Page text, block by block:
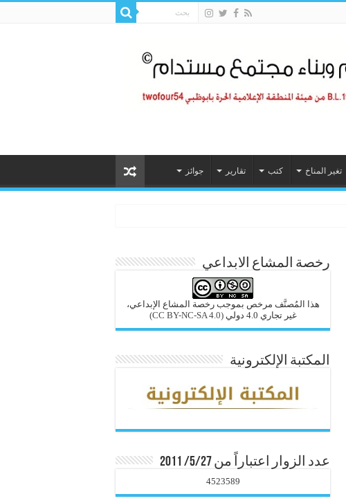
تغير المناخ كتب تقارير جوائز
رخصة المشاع الابداعي
هذا المُصنَّف مرخص بموجب رخصة المشاع الإبداعي،
غير تجاري 4.0 دولي
(CC BY-NC-SA 4.0)
المكتبة الإلكترونية
عدد الزوار اعتباراً من 5/27/ 2011
4523589